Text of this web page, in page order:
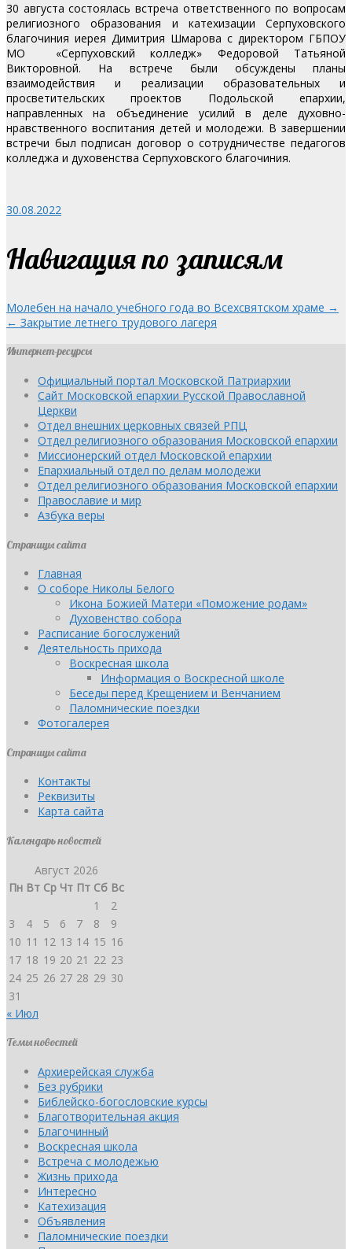
30 августа состоялась встреча ответственного по вопросам
религиозного образования и катехизации Серпуховского
благочиния иерея Димитрия Шмарова с директором ГБПОУ
МО «Серпуховский колледж» Федоровой Татьяной
Викторовной. На встрече были обсуждены планы
взаимодействия и реализации образовательных и
просветительских проектов Подольской епархии,
направленных на объединение усилий в деле духовно-
нравственного воспитания детей и молодежи. В завершении
встречи был подписан договор о сотрудничестве педагогов
колледжа и духовенства Серпуховского благочиния.
30.08.2022
Навигация по записям
Молебен на начало учебного года во Всехсвятском храме →
← Закрытие летнего трудового лагеря
Интернет-ресурсы
Официальный портал Московской Патриархии
Сайт Московской епархии Русской Православной
Церкви
Отдел внешних церковных связей РПЦ
Отдел религиозного образования Московской епархии
Миссионерский отдел Московской епархии
Епархиальный отдел по делам молодежи
Отдел религиозного образования Московской епархии
Православие и мир
Азбука веры
Страницы сайта
Главная
О соборе Николы Белого
Икона Божией Матери «Поможение родам»
Духовенство собора
Расписание богослужений
Деятельность прихода
Воскресная школа
Информация о Воскресной школе
Беседы перед Крещением и Венчанием
Паломнические поездки
Фотогалерея
Страницы сайта
Контакты
Реквизиты
Карта сайта
Календарь новостей
Август 2026
Пн Вт Ср Чт Пт Сб Вс
1
2
3
4 5 6 7 8
9
10 11 12 13 14 15 16
17 18 19 20 21 22 23
24 25 26 27 28 29 30
31
« Июл
Темы новостей
Архиерейская служба
Без рубрики
Библейско-богословские курсы
Благотворительная акция
Благочинный
Воскресная школа
Встреча с молодежью
Жизнь прихода
Интересно
Катехизация
Объявления
Паломнические поездки